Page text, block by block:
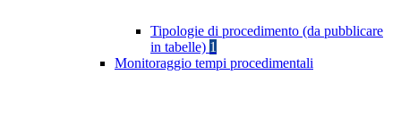
Tipologie di procedimento (da pubblicare
in tabelle) 1
Monitoraggio tempi procedimentali